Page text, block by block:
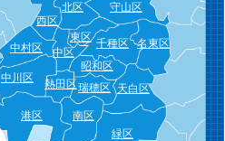
北区
西区
守山区
東区 名東区
千種区
中区
中村区
昭和区
天白区
瑞穂区
熱田区
中川区
緑区
南区
港区